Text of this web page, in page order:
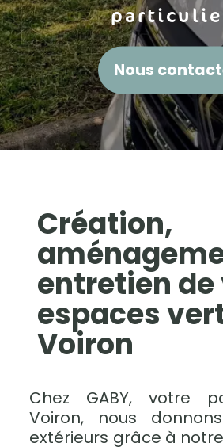
Nous
Création,
entretien de
espaces
Voiron
Chez GABY, votre
Voiron, nous
extérieurs grâce à